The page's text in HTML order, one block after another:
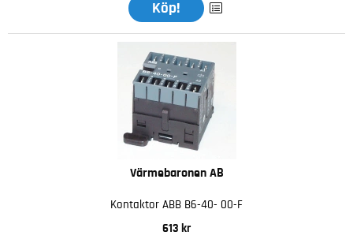
Köp!
Värmebaronen AB
Kontaktor ABB B6-40- 00-F
613 kr